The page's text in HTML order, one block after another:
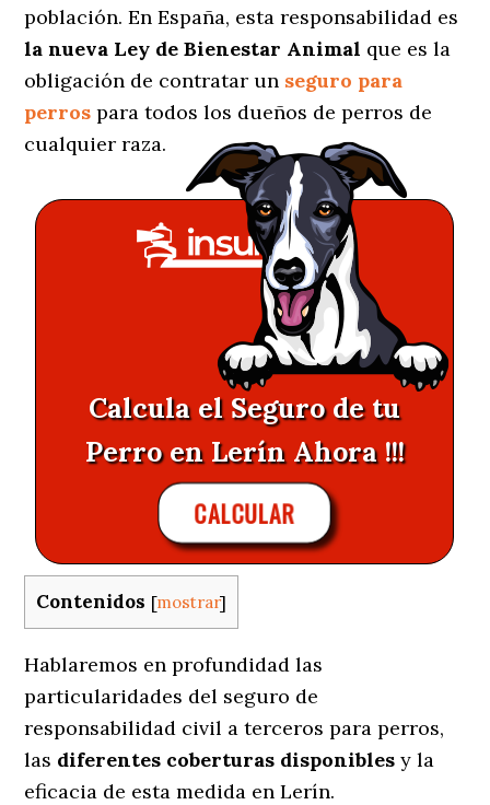
población. En España, esta responsabilidad es
la nueva Ley de Bienestar Animal que es la
obligación de contratar un seguro para
perros para todos los dueños de perros de
cualquier raza.
Calcula el Seguro de tu
Perro en Lerín Ahora !!!
CALCULAR
Contenidos [mostrar]
Hablaremos en profundidad las
particularidades del seguro de
responsabilidad civil a terceros para perros,
las diferentes coberturas disponibles y la
eficacia de esta medida en Lerín.